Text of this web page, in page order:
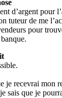
d’argent pour
tuteur de me
pour
je recevrai mon
sais que je